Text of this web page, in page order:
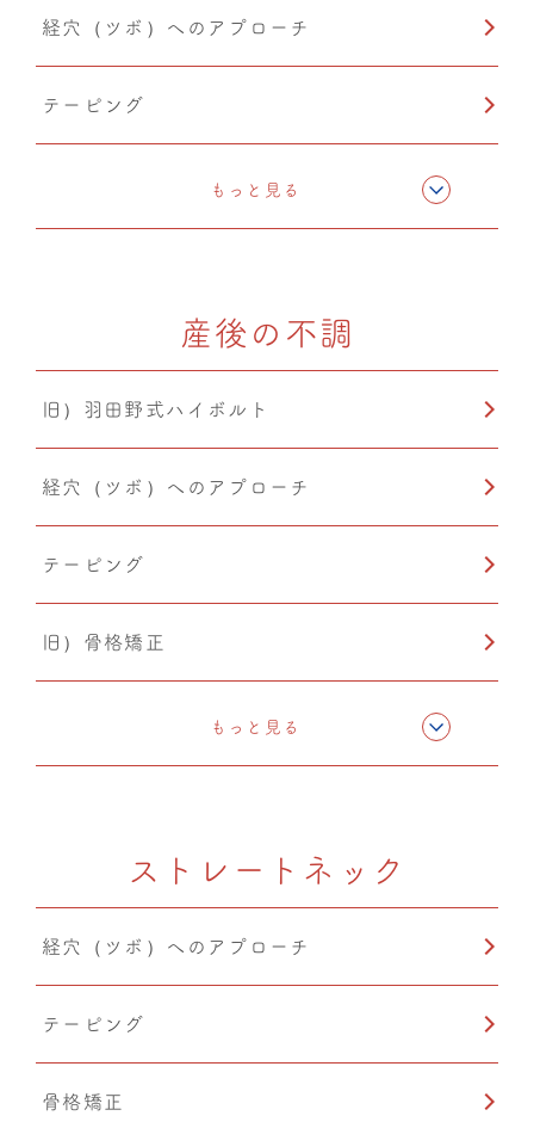
経穴（ツボ）へのアプローチ
テーピング
もっと見る
産後の不調
旧）羽田野式ハイボルト
経穴（ツボ）へのアプローチ
テーピング
旧）骨格矯正
CMC筋膜ストレッチ（リリース）
PIA(ピア)
産後矯正
自律神経調整
O脚矯正
もっと見る
ストレートネック
経穴（ツボ）へのアプローチ
テーピング
骨格矯正